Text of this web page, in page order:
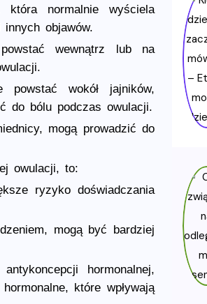
która normalnie wyściela
objawów.
wewnątrz lub na
wokół jajników,
do bólu podczas owulacji.
mogą prowadzić do
owulacji, to:
ryzyko doświadczania
mogą być bardziej
hormonalnej,
które wpływają